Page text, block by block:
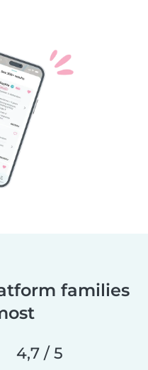
families
4,7 / 5